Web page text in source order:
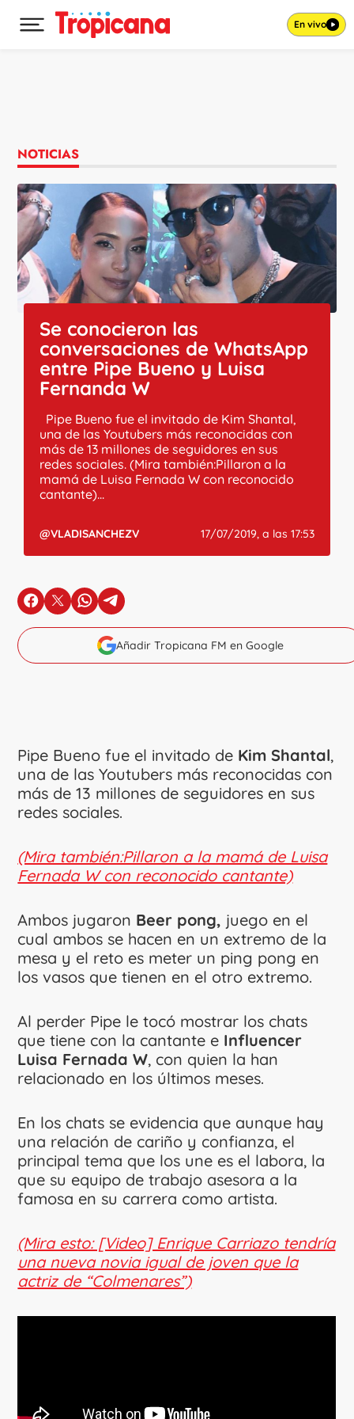
Desplegar menú principal En vivo
NOTICIAS
Se conocieron las
conversaciones de WhatsApp
entre Pipe Bueno y Luisa
Fernanda W
Pipe Bueno fue el invitado de Kim Shantal,
una de las Youtubers más reconocidas con
más de 13 millones de seguidores en sus
redes sociales. (Mira también:Pillaron a la
mamá de Luisa Fernada W con reconocido
cantante)...
@VLADISANCHEZV 17/07/2019, a las 17:53
en Facebook
en Xen Whatsapp
en Telegram
Añadir Tropicana FM en Google
Pipe Bueno fue el invitado de Kim Shantal,
una de las Youtubers más reconocidas con
más de 13 millones de seguidores en sus
redes sociales.
(Mira también:Pillaron a la mamá de Luisa
Fernada W con reconocido cantante)
Ambos jugaron Beer pong, juego en el
cual ambos se hacen en un extremo de la
mesa y el reto es meter un ping pong en
los vasos que tienen en el otro extremo.
Al perder Pipe le tocó mostrar los chats
que tiene con la cantante e Influencer
Luisa Fernada W, con quien la han
relacionado en los últimos meses.
En los chats se evidencia que aunque hay
una relación de cariño y confianza, el
principal tema que los une es el labora, la
que su equipo de trabajo asesora a la
famosa en su carrera como artista.
(Mira esto: [Video] Enrique Carriazo tendría
una nueva novia igual de joven que la
actriz de “Colmenares”)